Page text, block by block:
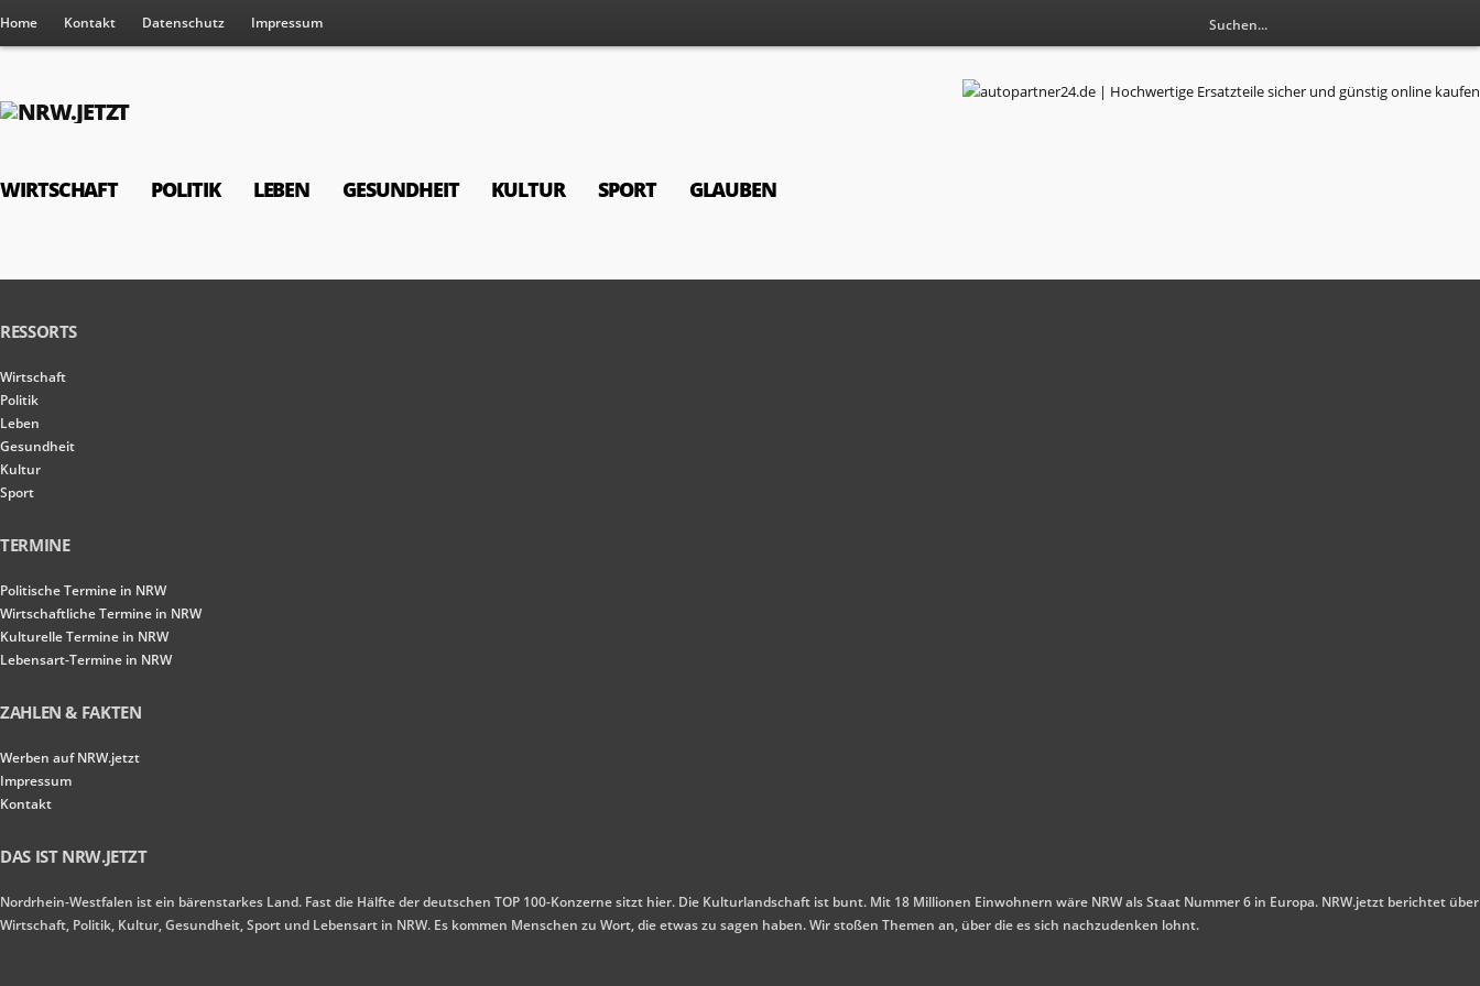
Home Kontakt Datenschutz Impressum
WIRTSCHAFT POLITIK LEBEN GESUNDHEIT KULTUR SPORT GLAUBEN
RESSORTS
Wirtschaft
Politik
Leben
Gesundheit
Kultur
Sport
TERMINE
Politische Termine in NRW
Wirtschaftliche Termine in NRW
Kulturelle Termine in NRW
Lebensart-Termine in NRW
ZAHLEN & FAKTEN
Werben auf NRW.jetzt
Impressum
Kontakt
DAS IST NRW.JETZT
Nordrhein-Westfalen ist ein bärenstarkes Land. Fast die Hälfte der deutschen TOP 100-Konzerne sitzt hier. Die Kulturlandschaft ist bunt. Mit 18 Millionen Einwohnern wäre NRW als Staat Nummer 6 in Europa. NRW.jetzt berichtet über
Wirtschaft, Politik, Kultur, Gesundheit, Sport und Lebensart in NRW. Es kommen Menschen zu Wort, die etwas zu sagen haben. Wir stoßen Themen an, über die es sich nachzudenken lohnt.